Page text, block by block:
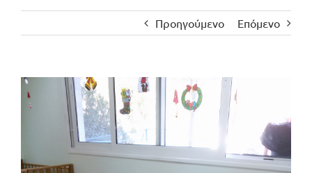
Προηγούμενο Επόμενο
Προβολή
μεγαλύτερης
εικόνας